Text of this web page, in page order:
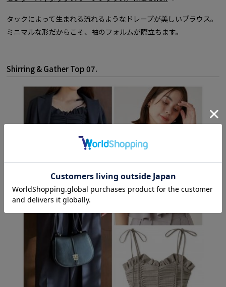
タックによって生まれる流れるようなドレープが美しいブラウス。
ミニマルな形だからこそ、袖のフォルムが際立ちます。
Shirring & Gather Top 07.